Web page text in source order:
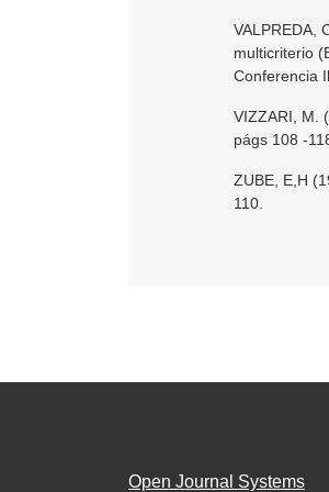
VALPREDA,
multicriterio
Conferencia
VIZZARI, M.
págs 108 -
ZUBE, E,H
110.
Open Journal Systems